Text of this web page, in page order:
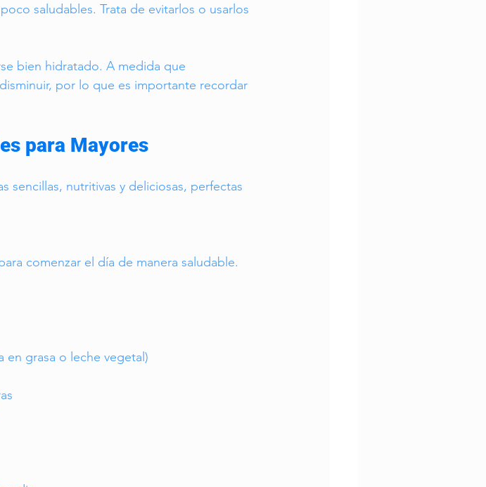
saludables. Trata de evitarlos o usarlos
bien hidratado. A medida que
por lo que es importante recordar
para Mayores
sencillas, nutritivas y deliciosas, perfectas
comenzar el día de manera saludable.
en grasa o leche vegetal)